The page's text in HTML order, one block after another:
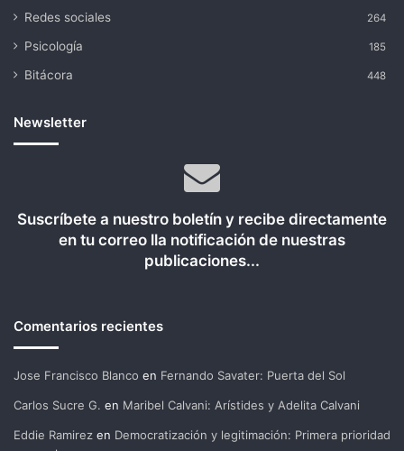
Redes sociales 264
Psicología 185
Bitácora 448
Newsletter
Suscríbete a nuestro boletín y recibe directamente
en tu correo lla notificación de nuestras
publicaciones...
Comentarios recientes
Jose Francisco Blanco en Fernando Savater: Puerta del Sol
Carlos Sucre G. en Maribel Calvani: Arístides y Adelita Calvani
Eddie Ramirez en Democratización y legitimación: Primera prioridad